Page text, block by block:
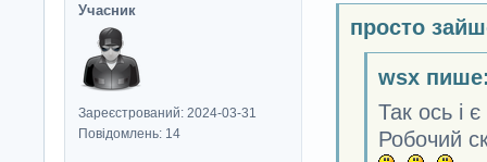
Учасник
Зареєстрований: 2024-03-31
Повідомлень: 14
просто
wsx
Так ось і
Робочий